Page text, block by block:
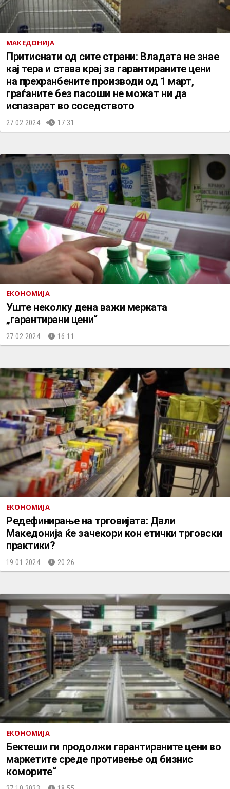
МАКЕДОНИЈА
Притиснати од сите страни: Владата не знае
кај тера и става крај за гарантираните цени
на прехранбените производи од 1 март,
граѓаните без пасоши не можат ни да
испазарат во соседството
27.02.2024. 17:31
ЕКОНОМИЈА
Уште неколку дена важи мерката
„гарантирани цени“
27.02.2024. 16:11
ЕКОНОМИЈА
Редефинирање на трговијата: Дали
Македонија ќе зачекори кон етички трговски
практики?
19.01.2024. 20:26
ЕКОНОМИЈА
Бектеши ги продолжи гарантираните цени во
маркетите среде противење од бизнис
коморите“